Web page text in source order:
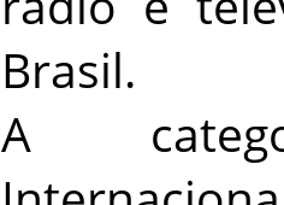
Brasil.
A